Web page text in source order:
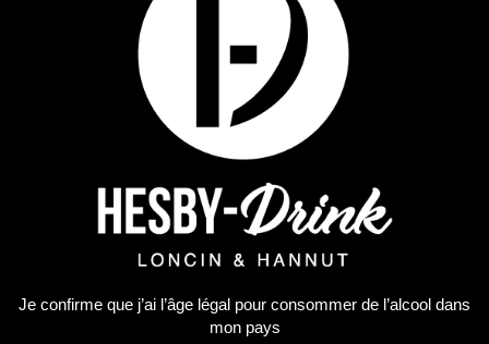
Absinthe
Je confirme que j’ai l’âge légal pour consommer de l’alcool dans
mon pays